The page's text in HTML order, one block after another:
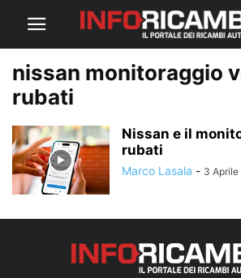
nissan monitoraggio
rubati
Nissan e il
rubati
Marco Lasala - 3